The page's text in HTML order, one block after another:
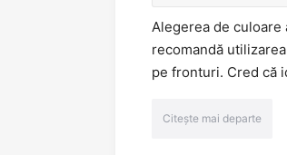
Alegerea de
recomandă
pe fronturi. Cred că
Citește mai departe